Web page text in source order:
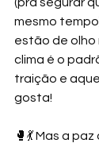
mesmo
estão de olho
clima é o
traição e
gosta!
🥊💃 Mas a